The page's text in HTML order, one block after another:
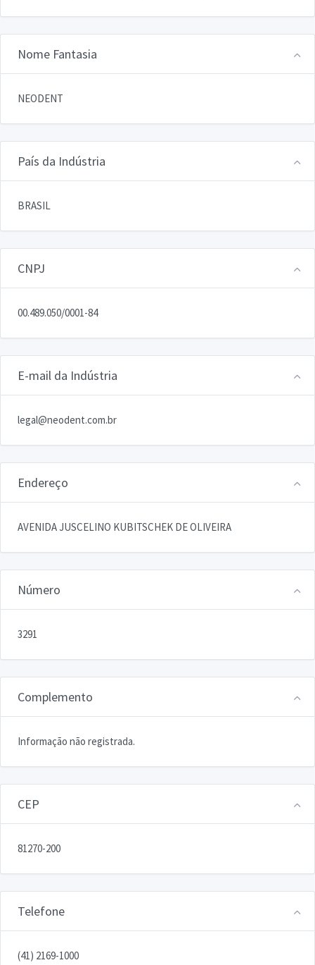
Nome Fantasia
NEODENT
País da Indústria
BRASIL
CNPJ
00.489.050/0001-84
E-mail da Indústria
legal@neodent.com.br
Endereço
AVENIDA JUSCELINO KUBITSCHEK DE OLIVEIRA
Número
3291
Complemento
Informação não registrada.
CEP
81270-200
Telefone
(41) 2169-1000